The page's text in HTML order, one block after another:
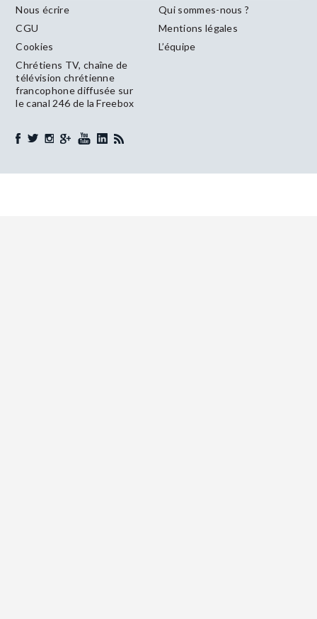
Nous écrire
Qui sommes-nous ?
CGU
Mentions légales
Cookies
L’équipe
Chrétiens TV, chaîne de
télévision chrétienne
francophone diffusée sur
le canal 246 de la Freebox